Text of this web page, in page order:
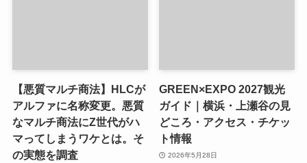
【悪質マルチ商法】HLCが
アルファに名称変更。悪質
なマルチ商法にZ世代がハ
マってしまうワケとは。そ
の実態を調査
GREEN×EXPO 2027観光
ガイド｜横浜・上瀬谷の見
どころ・アクセス・チケッ
ト情報
2026年5月28日